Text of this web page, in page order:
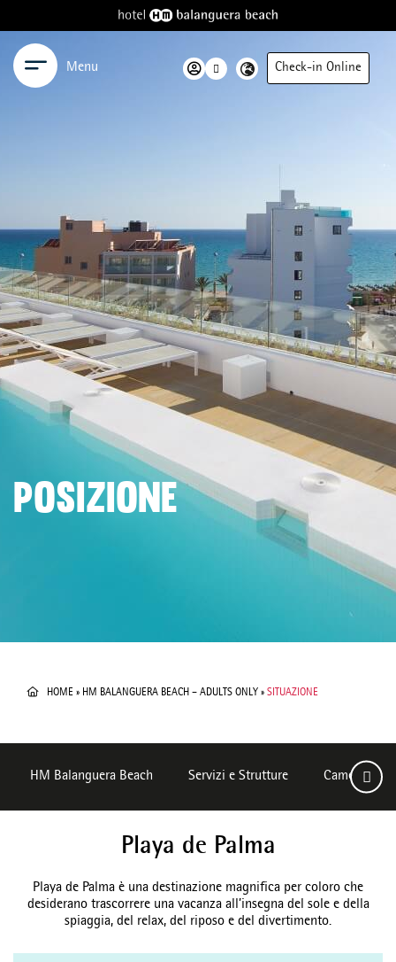
Menu Check-in Online
POSIZIONE
HOME » HM BALANGUERA BEACH – ADULTS ONLY » SITUAZIONE
HM Balanguera Beach Servizi e Strutture Camere
Playa de Palma
Playa de Palma è una destinazione magnifica per coloro che
desiderano trascorrere una vacanza all’insegna del sole e della
spiaggia, del relax, del riposo e del divertimento.